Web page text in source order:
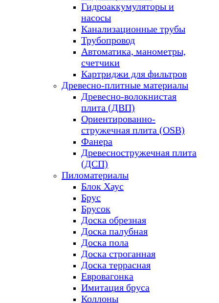
Гидроаккумуляторы и
насосы
Канализационные трубы
Трубопровод
Автоматика, манометры,
счетчики
Картриджи для фильтров
Древесно-плитные материалы
Древесно-волокнистая
плита (ДВП)
Ориентированно-
стружечная плита (OSB)
Фанера
Древесностружечная плита
(ДСП)
Пиломатериалы
Блок Хаус
Брус
Брусок
Доска обрезная
Доска палубная
Доска пола
Доска строганная
Доска террасная
Евровагонка
Имитация бруса
Коллоны